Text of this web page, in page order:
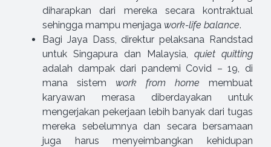
diharapkan dari mereka secara kontraktual
sehingga mampu menjaga work-life balance.
Bagi Jaya Dass, direktur pelaksana Randstad
untuk Singapura dan Malaysia, quiet quitting
adalah dampak dari pandemi Covid – 19, di
mana sistem work from home membuat
karyawan merasa diberdayakan untuk
mengerjakan pekerjaan lebih banyak dari tugas
mereka sebelumnya dan secara bersamaan
juga harus menyeimbangkan kehidupan